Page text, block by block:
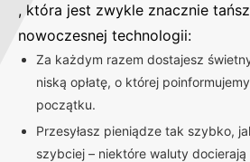
, która jest zwykle znacznie
nowoczesnej technologii:
Za każdym razem dostajesz
niską opłatę, o której
początku.
Przesyłasz pieniądze tak szybko,
szybciej – niektóre waluty